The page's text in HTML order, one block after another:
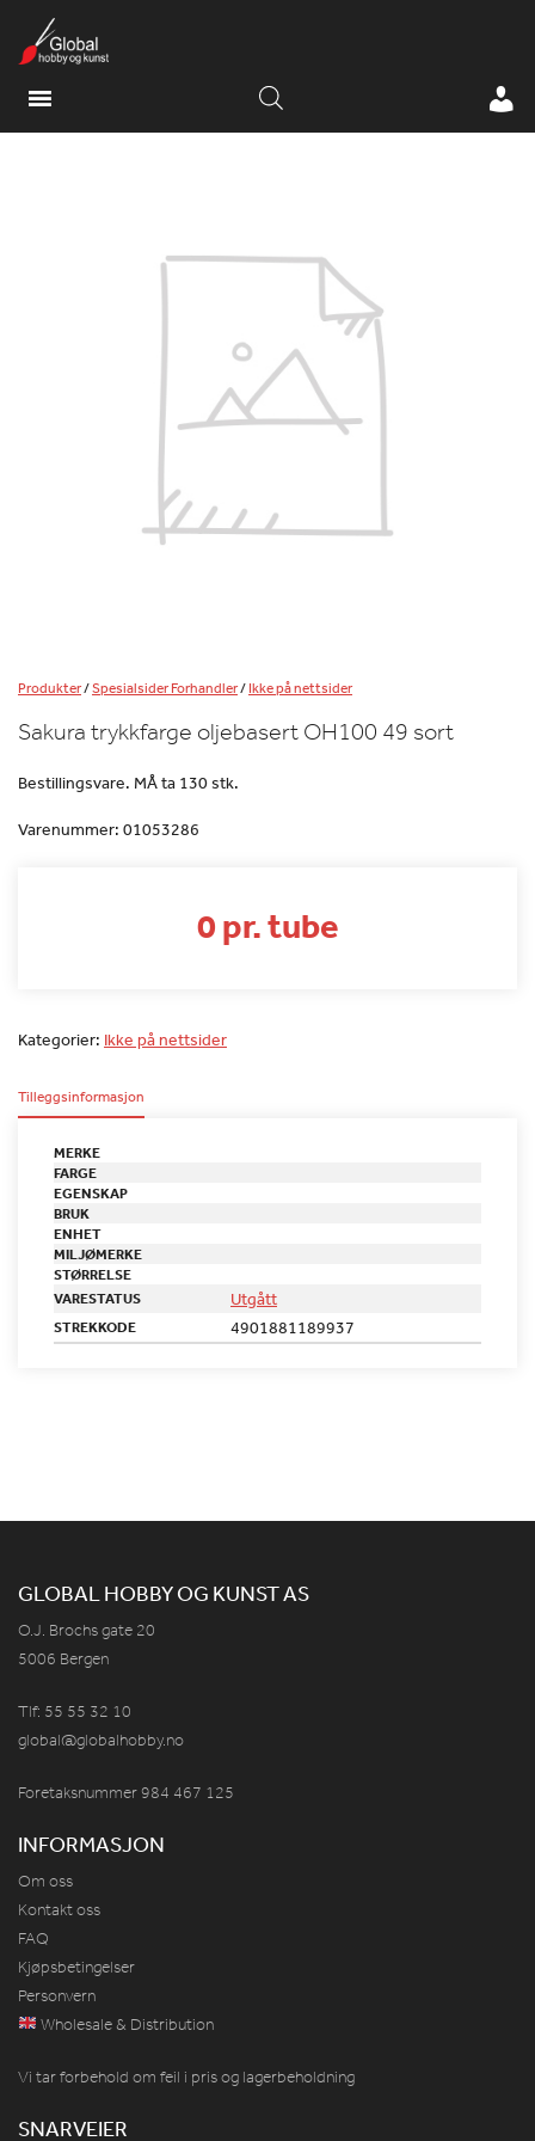
Produkter/Spesialsider Forhandler/Ikke på nettsider
Sakura trykkfarge oljebasert OH100 49 sort
Bestillingsvare. MÅ ta 130 stk.
Varenummer: 01053286
0 pr. tube
Kategorier: Ikke på nettsider
Tilleggsinformasjon
MERKE
FARGE
EGENSKAP
BRUK
ENHET
MILJØMERKE
STØRRELSE
VARESTATUS
Utgått
STREKKODE 4901881189937
GLOBAL HOBBY OG KUNST AS
O.J. Brochs gate 20
5006 Bergen
Tlf: 55 55 32 10
global@globalhobby.no
Foretaksnummer 984 467 125
INFORMASJON
Om oss
Kontakt oss
FAQ
Kjøpsbetingelser
Personvern
Wholesale & Distribution
Vi tar forbehold om feil i pris og lagerbeholdning
SNARVEIER